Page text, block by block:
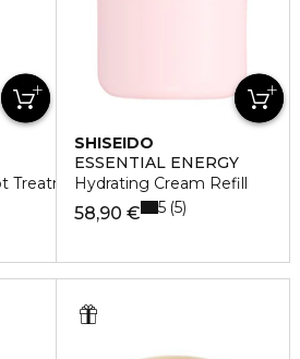
Treatment - Trattamento Viso
SHISEIDO
ESSENTIAL ENERGY
Hydrating Cream Refill
58,90 € 5 5